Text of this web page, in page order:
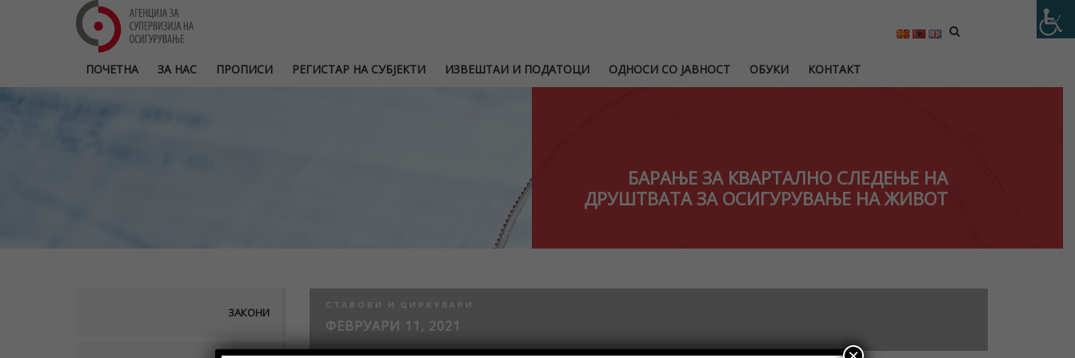
ПОЧЕТНА ЗА НАС ПРОПИСИ РЕГИСТАР НА СУБЈЕКТИ ИЗВЕШТАИ И ПОДАТОЦИ ОДНОСИ СО ЈАВНОСТ ОБУКИ КОНТАКТ
БАРАЊЕ ЗА КВАРТАЛНО СЛЕДЕЊЕ НА
ДРУШТВАТА ЗА ОСИГУРУВАЊЕ НА ЖИВОТ
ЗАКОНИ
СТАВОВИ И ЦИРКУЛАРИ
ФЕВРУАРИ 11, 2021